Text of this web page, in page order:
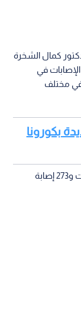
كمال الشخرة
في
ارتفع إلى 23 إصابة في مختلف
إصابة جديدة بكورونا
يشار إلى أنه سجلت في فلسطين الجمعة 9 وفيات و273 إصابة